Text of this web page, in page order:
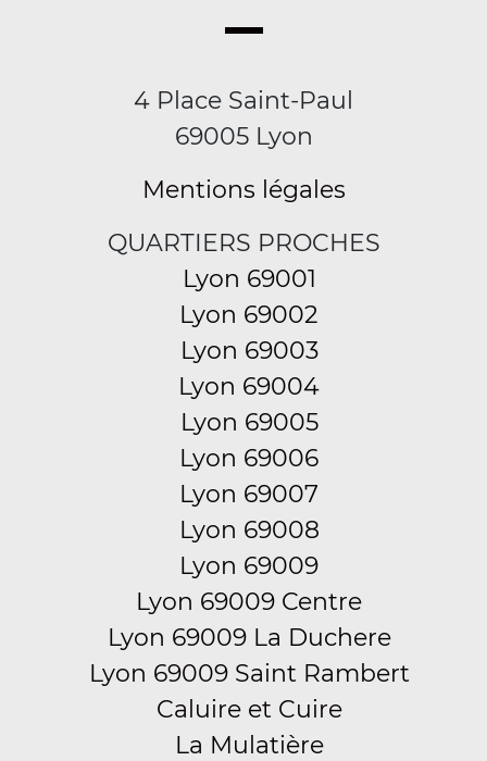
4 Place Saint-Paul
69005 Lyon
Mentions légales
QUARTIERS PROCHES
Lyon 69001
Lyon 69002
Lyon 69003
Lyon 69004
Lyon 69005
Lyon 69006
Lyon 69007
Lyon 69008
Lyon 69009
Lyon 69009 Centre
Lyon 69009 La Duchere
Lyon 69009 Saint Rambert
Caluire et Cuire
La Mulatière